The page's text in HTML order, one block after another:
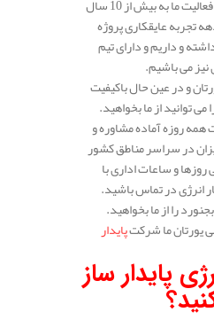
تجربه عایقکاری پروژه
و داریم و دارای تیم
نیز می باشیم.
و در عین حال باکیفیت
می توانید از ما بخواهید.
روزه آماده مشاوره و
در سراسر مناطق کشور
و ساعات اداری با
انرژی در تماس باشید.
را از ما بخواهید.
یورتان ما شرکتپایدار
پایدار ساز